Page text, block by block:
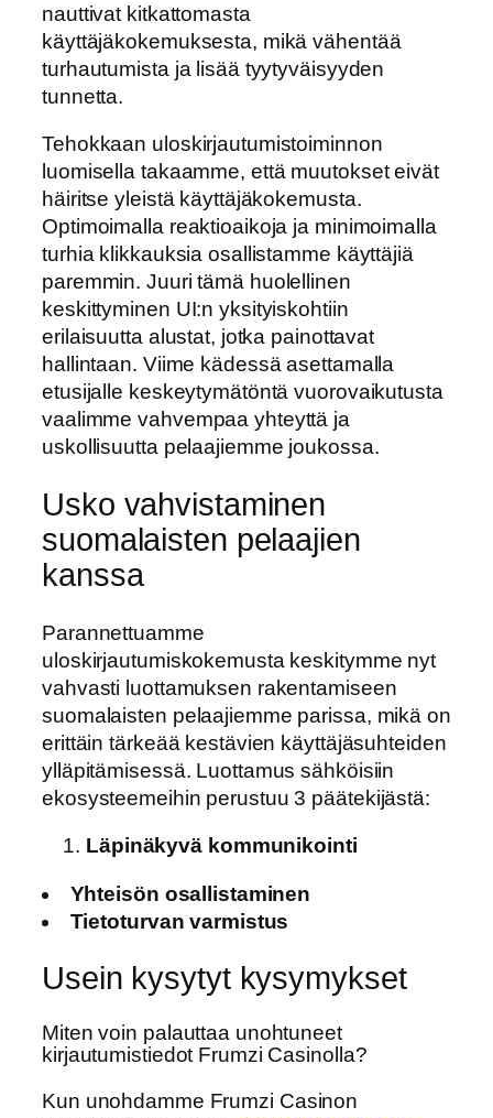
nauttivat kitkattomasta
käyttäjäkokemuksesta, mikä vähentää
turhautumista ja lisää tyytyväisyyden
tunnetta.
Tehokkaan uloskirjautumistoiminnon
luomisella takaamme, että muutokset eivät
häiritse yleistä käyttäjäkokemusta.
Optimoimalla reaktioaikoja ja minimoimalla
turhia klikkauksia osallistamme käyttäjiä
paremmin. Juuri tämä huolellinen
keskittyminen UI:n yksityiskohtiin
erilaisuutta alustat, jotka painottavat
hallintaan. Viime kädessä asettamalla
etusijalle keskeytymätöntä vuorovaikutusta
vaalimme vahvempaa yhteyttä ja
uskollisuutta pelaajiemme joukossa.
Usko vahvistaminen
suomalaisten pelaajien
kanssa
Parannettuamme
uloskirjautumiskokemusta keskitymme nyt
vahvasti luottamuksen rakentamiseen
suomalaisten pelaajiemme parissa, mikä on
erittäin tärkeää kestävien käyttäjäsuhteiden
ylläpitämisessä. Luottamus sähköisiin
ekosysteemeihin perustuu 3 päätekijästä:
Läpinäkyvä kommunikointi
Yhteisön osallistaminen
Tietoturvan varmistus
Usein kysytyt kysymykset
Miten voin palauttaa unohtuneet
kirjautumistiedot Frumzi Casinolla?
Kun unohdamme Frumzi Casinon